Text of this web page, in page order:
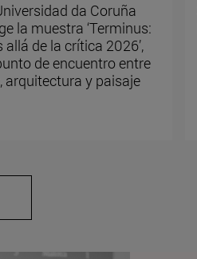
da Coruña
la muestra ‘Terminus:
allá de la crítica 2026’,
de encuentro entre
arquitectura y paisaje